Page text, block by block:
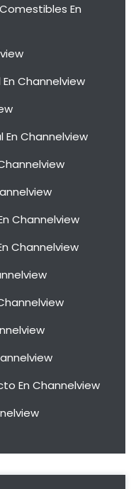
En
En Channelview
En Channelview
Channelview
Channelview
En Channelview